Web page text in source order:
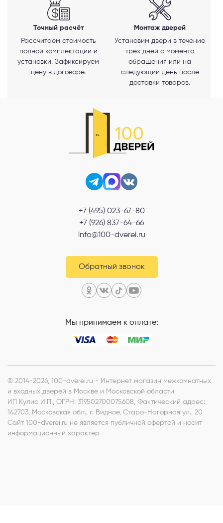
Точный расчёт
Рассчитаем стоимость
полной комплектации и
установки. Зафиксируем
цену в договоре.
Монтаж дверей
Установим двери в течение
трёх дней с момента
обращения или на
следующий день после
доставки товаров.
+7 (495) 023-67-80
+7 (926) 837-64-66
info@100-dverei.ru
Обратный звонок
Мы принимаем к оплате:
© 2014-2026, 100-dverei.ru - Интернет магазин межкомнатных
и входных дверей в Москве и Московской области
ИП Кулис И.П., ОГРН: 319502700075608, Фактический адрес:
142703, Московская обл., г. Видное, Старо-Нагорная ул., 20
Сайт 100-dverei.ru не является публичной офертой и носит
информационный характер